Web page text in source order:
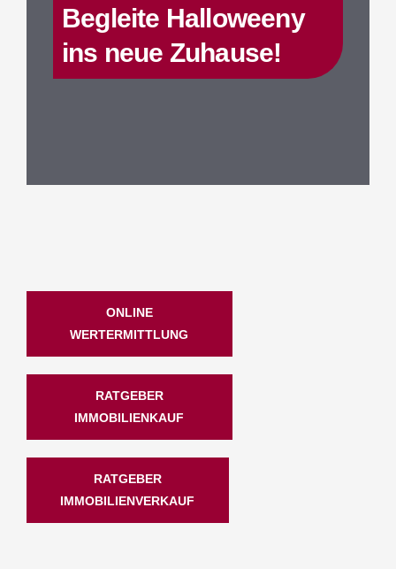
Begleite Halloweeny
ins neue Zuhause!
ONLINE
WERTERMITTLUNG
RATGEBER
IMMOBILIENKAUF
RATGEBER
IMMOBILIENVERKAUF